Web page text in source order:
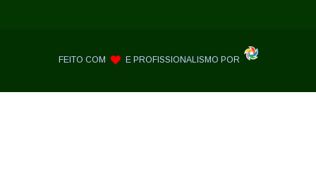
FEITO COM E PROFISSIONALISMO POR